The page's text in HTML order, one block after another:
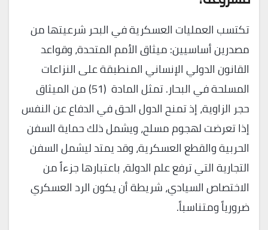
تكتسب العمليات العسكرية في البحر شرعيتها من
مصدرين أساسيين: ميثاق الأمم المتحدة، وقواعد
القانون الدولي الإنساني المنطبقة على النزاعات
المسلحة في البحار. تمثل المادة (51) من الميثاق
حجر الزاوية، إذ تمنح الدول الحق في الدفاع عن النفس
إذا تعرضت لهجوم مسلح، ويشمل ذلك حماية السفن
الحربية والقطع العسكرية، وقد يمتد ليشمل السفن
التجارية التي ترفع علم الدولة، باعتبارها جزءاً من
الاختصاص السيادي، شريطة أن يكون الرد العسكري
ضرورياً ومتناسباً.